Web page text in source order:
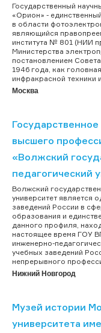
Государственный
«Орион» -
в области
являющийся
института № 801 (НИИ
Министерства
постановлением
1946 года, как
инфракрасной техники и
Москва
высшего
«Волжский
педагогический
Волжский
университет является
заведений России в
образования и
данного профиля,
настоящее время ГОУ
инженерно-
учебных заведений
непрерывного
Нижний Новгород
Музей истории
университета